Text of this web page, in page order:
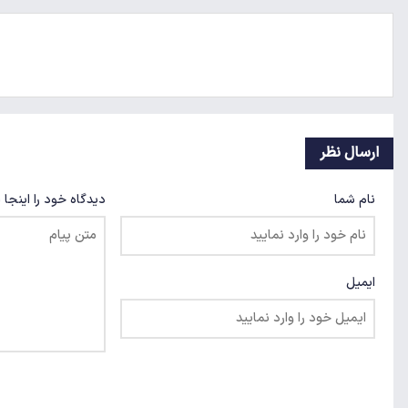
ارسال نظر
نام شما
ایمیل
دیدگاه خود را